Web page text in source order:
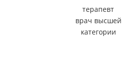
терапевт
врач высшей
категории